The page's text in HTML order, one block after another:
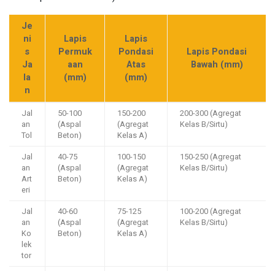
Je
ni
s
Ja
la
n
Lapis
Permuk
aan
(mm)
Lapis
Pondasi
Atas
(mm)
Lapis Pondasi
Bawah (mm)
Jal
an
Tol
50-100
(Aspal
Beton)
150-200
(Agregat
Kelas A)
200-300 (Agregat
Kelas B/Sirtu)
Jal
an
Art
eri
40-75
(Aspal
Beton)
100-150
(Agregat
Kelas A)
150-250 (Agregat
Kelas B/Sirtu)
Jal
an
Ko
lek
tor
40-60
(Aspal
Beton)
75-125
(Agregat
Kelas A)
100-200 (Agregat
Kelas B/Sirtu)